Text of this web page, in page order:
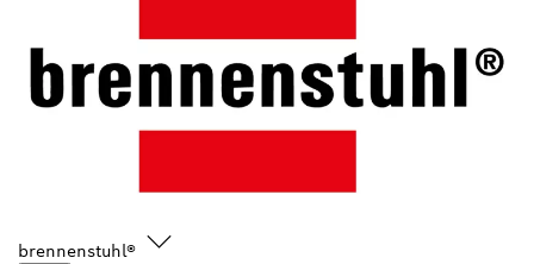
brennenstuhl®